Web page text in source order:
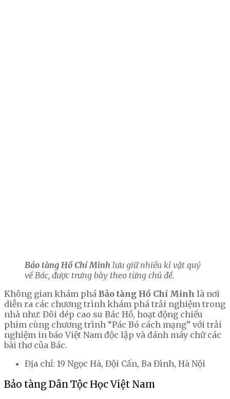
Bảo tàng Hồ Chí Minh lưu giữ nhiều kỉ vật quý
về Bác, được trưng bày theo từng chủ đề.
Không gian khám phá Bảo tàng Hồ Chí Minh là nơi
diễn ra các chương trình khám phá trải nghiệm trong
nhà như: Đôi dép cao su Bác Hồ, hoạt động chiếu
phim cùng chương trình “Pác Bó cách mạng” với trải
nghiệm in báo Việt Nam độc lập và đánh máy chữ các
bài thơ của Bác.
Địa chỉ: 19 Ngọc Hà, Đội Cấn, Ba Đình, Hà Nội
Bảo tàng Dân Tộc Học Việt Nam